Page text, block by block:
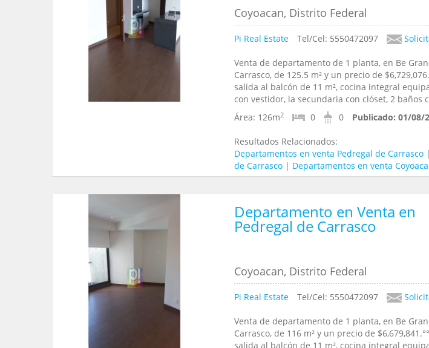
Coyoacan, Distrito Federal
Pi Real Estate Tel/Cel: 5550472097
Venta de departamento de 1 planta, en Be
Carrasco, de 125.5 m² y un precio de
salida al balcón de 11 m², cocina integral
con vestidor, la secundaria con clóset, 2 baños
Área: 126m2 0 0 Publicado: 01/08/
Resultados Relacionados:
Departamentos en venta Pedregal de Carrasco |
de Carrasco | Departamentos en venta
Departamento en Venta en
Pedregal de Carrasco
Coyoacan, Distrito Federal
Pi Real Estate Tel/Cel: 5550472097
Venta de departamento de 1 planta, en Be
Carrasco, de 116 m² y un precio de
salida al balcón de 11 m², cocina integral